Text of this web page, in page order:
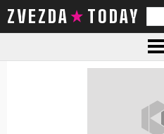
ZVEZDA TODAY